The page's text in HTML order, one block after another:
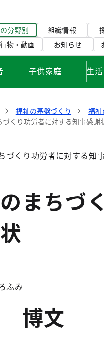
分野別 組織情報
物・動画
お知らせ
子供家庭 生
福祉の基盤づくり 福祉
づくり功労者に対する知事感謝
づくり功労者に対する知
まちづ
ふみ
博文